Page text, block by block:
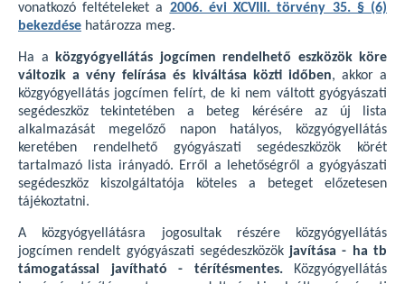
vonatkozó feltételeket a 2006. évi XCVIII. törvény 35. § (6)
bekezdése határozza meg.
Ha a
közgyógyellátás jogcímen rendelhető eszközök köre
változik a vény felírása és kiváltása közti időben, akkor a
közgyógyellátás jogcímen felírt, de ki nem váltott gyógyászati
segédeszköz tekintetében a beteg kérésére az új lista
alkalmazását megelőző napon hatályos, közgyógyellátás
keretében rendelhető gyógyászati segédeszközök körét
tartalmazó lista irányadó. Erről a lehetőségről a gyógyászati
segédeszköz kiszolgáltatója köteles a beteget előzetesen
tájékoztatni.
A közgyógyellátásra jogosultak részére közgyógyellátás
jogcímen rendelt gyógyászati segédeszközökjavítása - ha tb
támogatással javítható - térítésmentes.Közgyógyellátás